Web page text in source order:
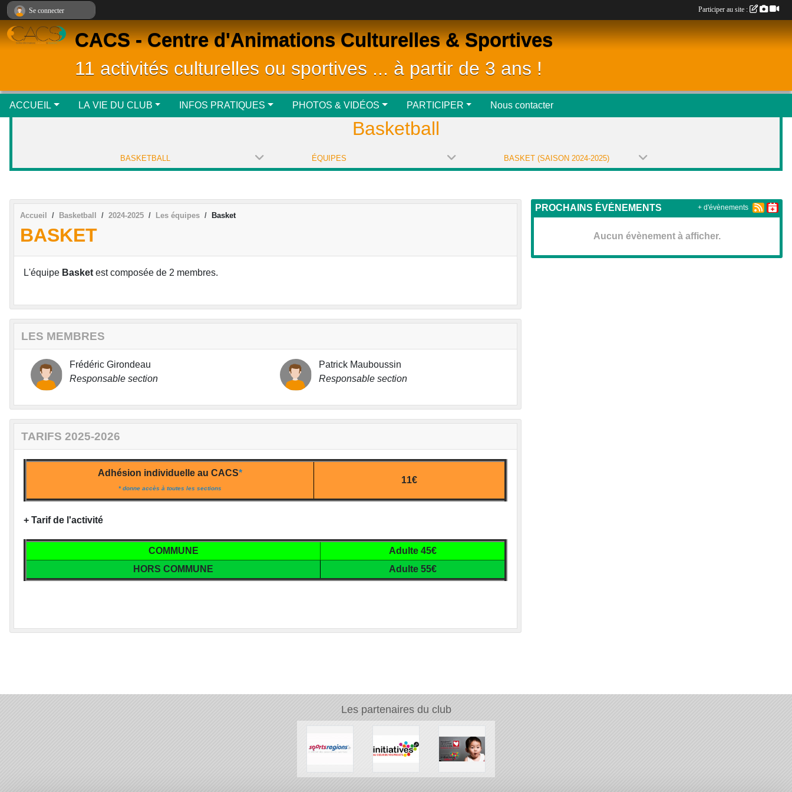
CACS - Centre d'Animations Culturelles & Sportives
11 activités culturelles ou sportives ... à partir de 3 ans !
ACCUEIL LA VIE DU CLUB INFOS PRATIQUES PHOTOS & VIDÉOS PARTICIPER Nous contacter
Basketball
BASKETBALL ÉQUIPES BASKET (SAISON 2024-2025)
Accueil Basketball 2024-2025 Les équipes Basket
BASKET
L'équipe Basket est composée de 2 membres.
LES MEMBRES
Frédéric Girondeau
Responsable section
Patrick Mauboussin
Responsable section
TARIFS 2025-2026
Adhésion individuelle au CACS*
* donne accès à toutes les sections
11€
+ Tarif de l'activité
COMMUNE
Adulte 45€
HORS COMMUNE
Adulte 55€
PROCHAINS ÉVÉNEMENTS
Aucun évènement à afficher.
+ d'évènements
Les partenaires du club
Se connecter Participer au site :
Panneau de gestion des cookies